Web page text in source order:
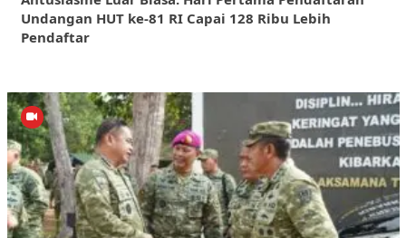
Undangan HUT ke-81 RI Capai 128 Ribu Lebih
Pendaftar